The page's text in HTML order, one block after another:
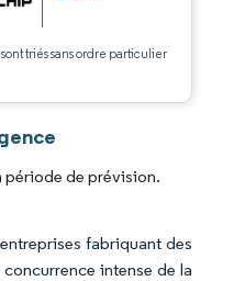
triés sans ordre particulier
période de prévision.
fabriquant des
intense de la